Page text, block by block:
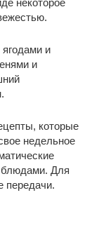
некоторое
и
и
которые
недельное
блюдами. Для
передачи.